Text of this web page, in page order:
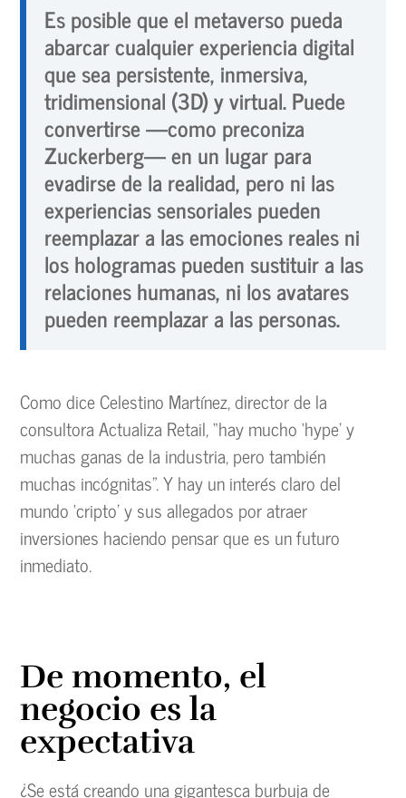
Es posible que el metaverso pueda
abarcar cualquier experiencia digital
que sea persistente, inmersiva,
tridimensional (3D) y virtual. Puede
convertirse —como preconiza
Zuckerberg— en un lugar para
evadirse de la realidad, pero ni las
experiencias sensoriales pueden
reemplazar a las emociones reales ni
los hologramas pueden sustituir a las
relaciones humanas, ni los avatares
pueden reemplazar a las personas.
Como dice Celestino Martínez, director de la
consultora Actualiza Retail, “hay mucho ‘hype’ y
muchas ganas de la industria, pero también
muchas incógnitas”. Y hay un interés claro del
mundo ‘cripto’ y sus allegados por atraer
inversiones haciendo pensar que es un futuro
inmediato.
De momento, el
negocio es la
expectativa
¿Se está creando una gigantesca burbuja de